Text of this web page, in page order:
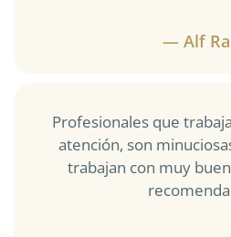
— Alf
Profesionales que
atención, son
trabajan con muy